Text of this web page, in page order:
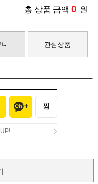
총 상품 금액 0 원
관심상품